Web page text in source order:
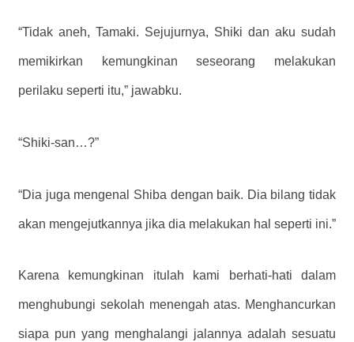
“Tidak aneh, Tamaki. Sejujurnya, Shiki dan aku sudah
memikirkan kemungkinan seseorang melakukan
perilaku seperti itu,” jawabku.
“Shiki-san…?”
“Dia juga mengenal Shiba dengan baik. Dia bilang tidak
akan mengejutkannya jika dia melakukan hal seperti ini.”
Karena kemungkinan itulah kami berhati-hati dalam
menghubungi sekolah menengah atas. Menghancurkan
siapa pun yang menghalangi jalannya adalah sesuatu